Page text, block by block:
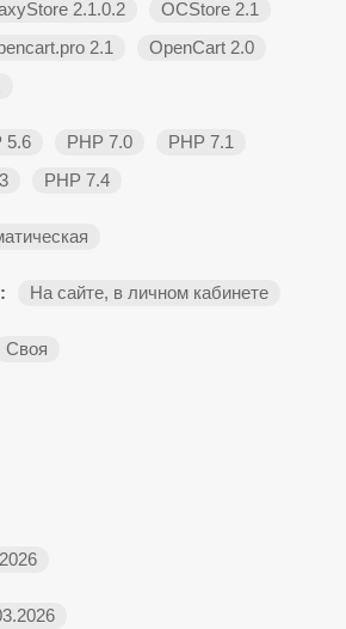
2.1.0.2
OCStore 2.1
2.1
OpenCart 2.0
5.6 PHP 7.0
PHP 7.1
PHP 7.4
На сайте, в личном кабинете
Своя